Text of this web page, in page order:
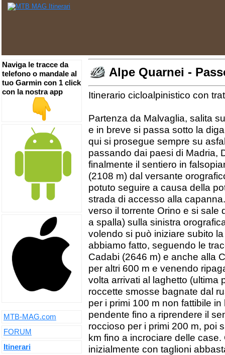
Alpe Quarnei -
Itinerario cicloalpinistico con
Partenza da Malvaglia, salita
e in breve si passa sotto la
qui si prosegue sempre su
passando dai paesi di Madria,
finalmente il sentiero in
(2108 m) dal versante
potuto seguire a causa della
strada di accesso alla
verso il torrente Orino e si sale
a spalla) sulla sinistra
volendo si può iniziare subito
abbiamo fatto, seguendo le
Cadabi (2646 m) e anche alla
per altri 600 m e venendo
volta arrivati al laghetto (ultima
roccette smosse bagnate dal
per i primi 100 m non fattibile
pendente fino a riprendere il
roccioso per i primi 200 m, poi
km fino a incrociare delle
inizialmente con taglioni
Naviga le tracce da
telefono o mandale al
tuo Garmin con 1 click
con la nostra app
MTB-MAG.com
FORUM
Itinerari